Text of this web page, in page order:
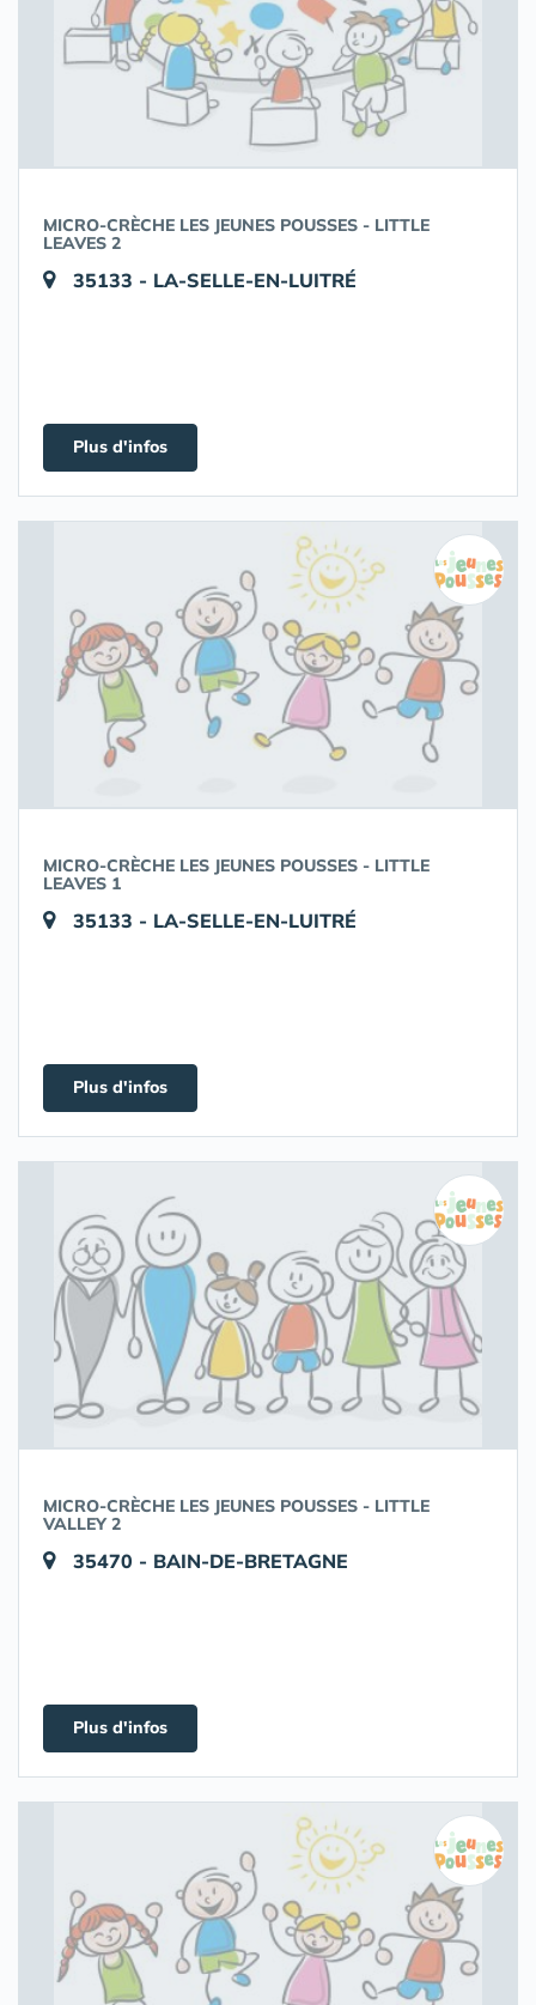
MICRO-CRÈCHE LES JEUNES POUSSES - LITTLE
LEAVES 2
35133 - LA-SELLE-EN-LUITRÉ
Plus d'infos
MICRO-CRÈCHE LES JEUNES POUSSES - LITTLE
LEAVES 1
35133 - LA-SELLE-EN-LUITRÉ
Plus d'infos
MICRO-CRÈCHE LES JEUNES POUSSES - LITTLE
VALLEY 2
35470 - BAIN-DE-BRETAGNE
Plus d'infos